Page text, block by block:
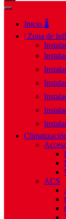
Inicio 🌡️
| Zona de
ACS